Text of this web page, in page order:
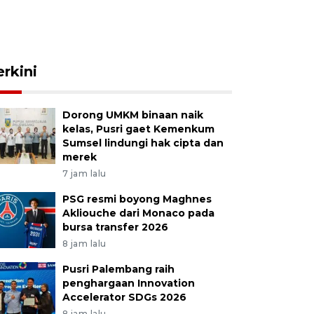
Dorong UMKM binaan naik
kelas, Pusri gaet Kemenkum
Sumsel lindungi hak cipta dan
merek
7 jam lalu
PSG resmi boyong Maghnes
Akliouche dari Monaco pada
bursa transfer 2026
8 jam lalu
Pusri Palembang raih
penghargaan Innovation
Accelerator SDGs 2026